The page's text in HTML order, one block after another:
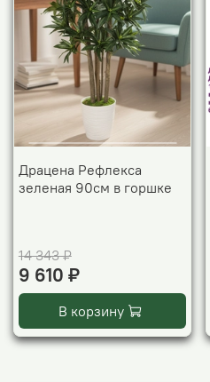
Драцена Рефлекса
зеленая 90см в горшке
14 343 ₽
9 610 ₽
В корзину